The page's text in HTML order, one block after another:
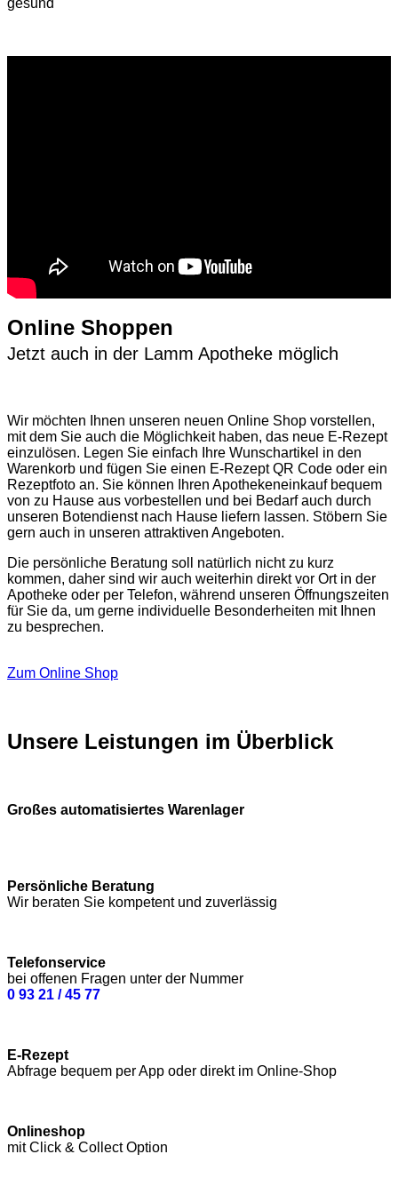
Online Shoppen
Jetzt auch in der Lamm Apotheke möglich
Wir möchten Ihnen unseren neuen Online Shop vorstellen,
mit dem Sie auch die Möglichkeit haben, das neue E-Rezept
einzulösen. Legen Sie einfach Ihre Wunschartikel in den
Warenkorb und fügen Sie einen E-Rezept QR Code oder ein
Rezeptfoto an. Sie können Ihren Apothekeneinkauf bequem
von zu Hause aus vorbestellen und bei Bedarf auch durch
unseren Botendienst nach Hause liefern lassen. Stöbern Sie
gern auch in unseren attraktiven Angeboten.
Die persönliche Beratung soll natürlich nicht zu kurz
kommen, daher sind wir auch weiterhin direkt vor Ort in der
Apotheke oder per Telefon, während unseren Öffnungszeiten
für Sie da, um gerne individuelle Besonderheiten mit Ihnen
zu besprechen.
Zum Online Shop
Unsere Leistungen im Überblick
Großes automatisiertes Warenlager
Persönliche Beratung
Wir beraten Sie kompetent und zuverlässig
Telefonservice
bei offenen Fragen unter der Nummer
0 93 21 / 45 77
E-Rezept
Abfrage bequem per App oder direkt im Online-Shop
Onlineshop
mit Click & Collect Option